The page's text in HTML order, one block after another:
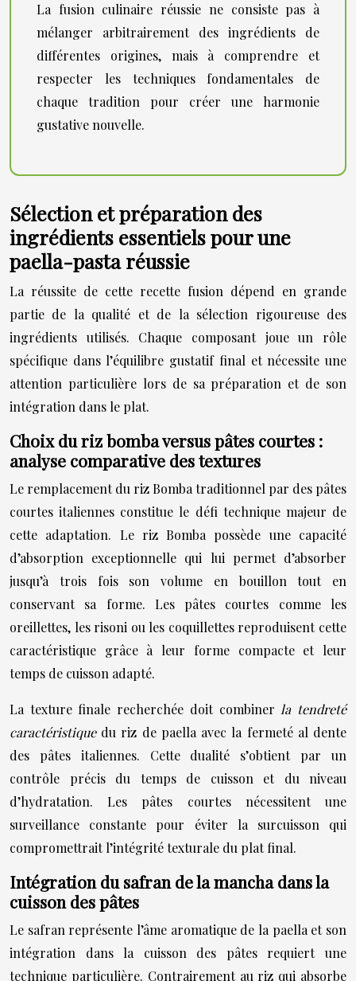
La fusion culinaire réussie ne consiste pas à
mélanger arbitrairement des ingrédients de
différentes origines, mais à comprendre et
respecter les techniques fondamentales de
chaque tradition pour créer une harmonie
gustative nouvelle.
Sélection et préparation des
ingrédients essentiels pour une
paella-pasta réussie
La réussite de cette recette fusion dépend en grande
partie de la qualité et de la sélection rigoureuse des
ingrédients utilisés. Chaque composant joue un rôle
spécifique dans l’équilibre gustatif final et nécessite une
attention particulière lors de sa préparation et de son
intégration dans le plat.
Choix du riz bomba versus pâtes courtes :
analyse comparative des textures
Le remplacement du riz Bomba traditionnel par des pâtes
courtes italiennes constitue le défi technique majeur de
cette adaptation. Le riz Bomba possède une capacité
d’absorption exceptionnelle qui lui permet d’absorber
jusqu’à trois fois son volume en bouillon tout en
conservant sa forme. Les pâtes courtes comme les
oreillettes, les risoni ou les coquillettes reproduisent cette
caractéristique grâce à leur forme compacte et leur
temps de cuisson adapté.
La texture finale recherchée doit combiner la tendreté
caractéristique du riz de paella avec la fermeté al dente
des pâtes italiennes. Cette dualité s’obtient par un
contrôle précis du temps de cuisson et du niveau
d’hydratation. Les pâtes courtes nécessitent une
surveillance constante pour éviter la surcuisson qui
compromettrait l’intégrité texturale du plat final.
Intégration du safran de la mancha dans la
cuisson des pâtes
Le safran représente l’âme aromatique de la paella et son
intégration dans la cuisson des pâtes requiert une
technique particulière. Contrairement au riz qui absorbe